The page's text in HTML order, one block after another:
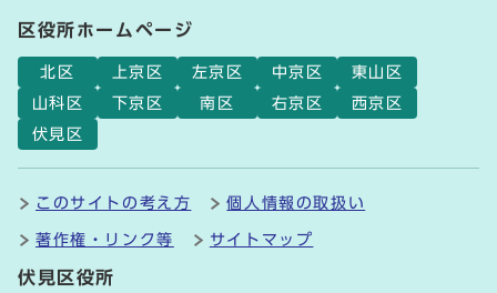
区役所ホームページ
北区 上京区 左京区 中京区
東山区
山科区
下京区 南区 右京区
西京区
伏見区
このサイトの考え方 個人情報の取扱い
著作権・リンク等 サイトマップ
伏見区役所